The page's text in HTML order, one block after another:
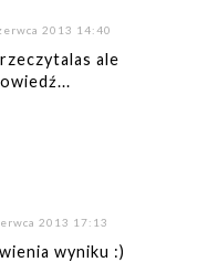
2013 14:40
ale
2013 17:13
wyniku :)